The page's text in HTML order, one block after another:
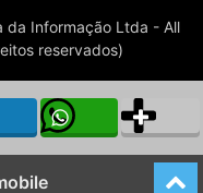
da Informação Ltda - All
reservados)